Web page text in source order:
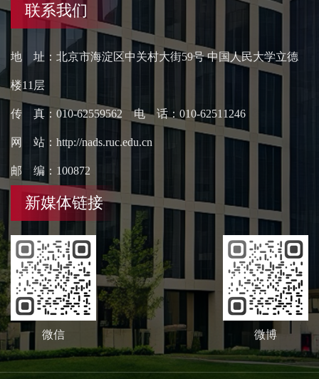
联系我们
地 址：北京市海淀区中关村大街59号 中国人民大学立德
楼11层
传 真：010-62559562 电 话：010-62511246
网 站：http://nads.ruc.edu.cn
邮 编：100872
新媒体链接
微信 微博